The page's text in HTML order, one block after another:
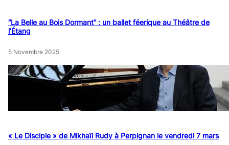
“La Belle au Bois Dormant” : un ballet féerique au Théâtre de
l’Étang
5 Novembre 2025
« Le Disciple » de Mikhaïl Rudy à Perpignan le vendredi 7 mars